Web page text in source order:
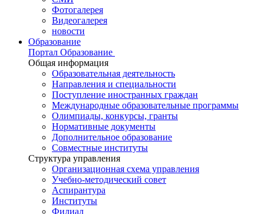
Фотогалерея
Видеогалерея
новости
Образование
Портал Образование
Общая информация
Образовательная деятельность
Направления и специальности
Поступление иностранных граждан
Международные образовательные программы
Олимпиады, конкурсы, гранты
Нормативные документы
Дополнительное образование
Совместные институты
Структура управления
Организационная схема управления
Учебно-методический совет
Аспирантура
Институты
Филиал